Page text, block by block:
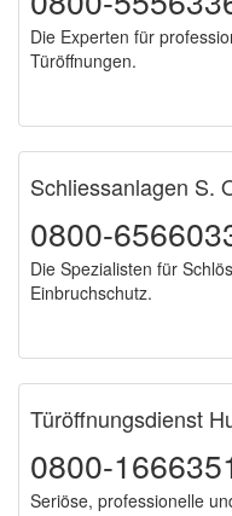
Die Experten für
Türöffnungen.
Schliessanlagen S.
0800-
Die Spezialisten für
Einbruchschutz.
Türöffnungsdienst
0800-
Seriöse, professionelle